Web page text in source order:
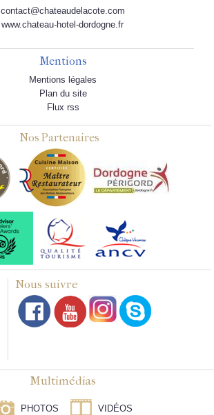
contact@chateaudelacote.com
www.chateau-hotel-dordogne.fr
Mentions
Mentions légales
Plan du site
Flux rss
Nos Partenaires
Nous suivre
Multimédias
PHOTOS VIDÉOS